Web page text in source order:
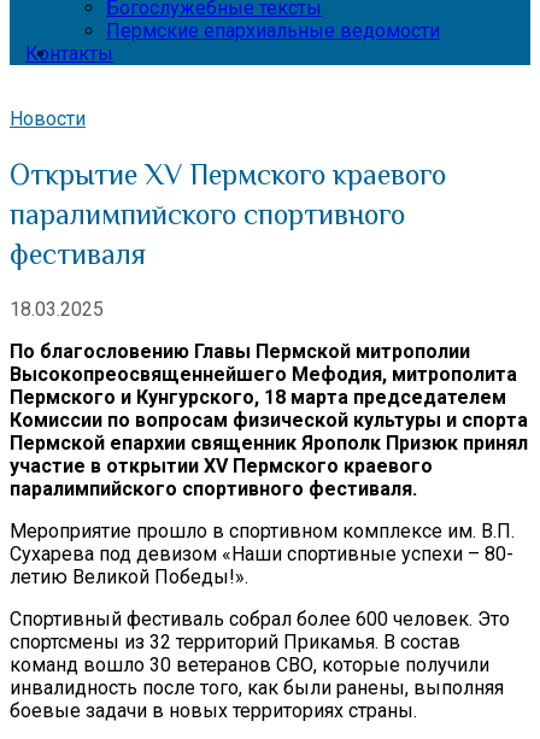
Богослужебные тексты
Пермские епархиальные ведомости
Контакты
Новости
Открытие XV Пермского краевого
паралимпийского спортивного
фестиваля
18.03.2025
По благословению Главы Пермской митрополии
Высокопреосвященнейшего Мефодия, митрополита
Пермского и Кунгурского, 18 марта председателем
Комиссии по вопросам физической культуры и спорта
Пермской епархии священник Ярополк Призюк принял
участие в открытии XV Пермского краевого
паралимпийского спортивного фестиваля.
Мероприятие прошло в спортивном комплексе им. В.П.
Сухарева под девизом «Наши спортивные успехи – 80-
летию Великой Победы!».
Спортивный фестиваль собрал более 600 человек. Это
спортсмены из 32 территорий Прикамья. В состав
команд вошло 30 ветеранов СВО, которые получили
инвалидность после того, как были ранены, выполняя
боевые задачи в новых территориях страны.